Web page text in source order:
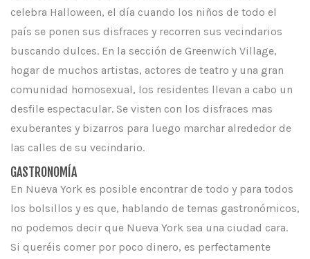
celebra Halloween, el día cuando los niños de todo el
país se ponen sus disfraces y recorren sus vecindarios
buscando dulces. En la sección de Greenwich Village,
hogar de muchos artistas, actores de teatro y una gran
comunidad homosexual, los residentes llevan a cabo un
desfile espectacular. Se visten con los disfraces mas
exuberantes y bizarros para luego marchar alrededor de
las calles de su vecindario.
GASTRONOMÍA
En Nueva York es posible encontrar de todo y para todos
los bolsillos y es que, hablando de temas gastronómicos,
no podemos decir que Nueva York sea una ciudad cara.
Si queréis comer por poco dinero, es perfectamente